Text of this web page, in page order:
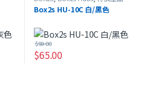
品頁面選擇選項
Box2s HU-10C 白/黑色
$65.00
$99.00
此產品有多種款式。 可在產品頁